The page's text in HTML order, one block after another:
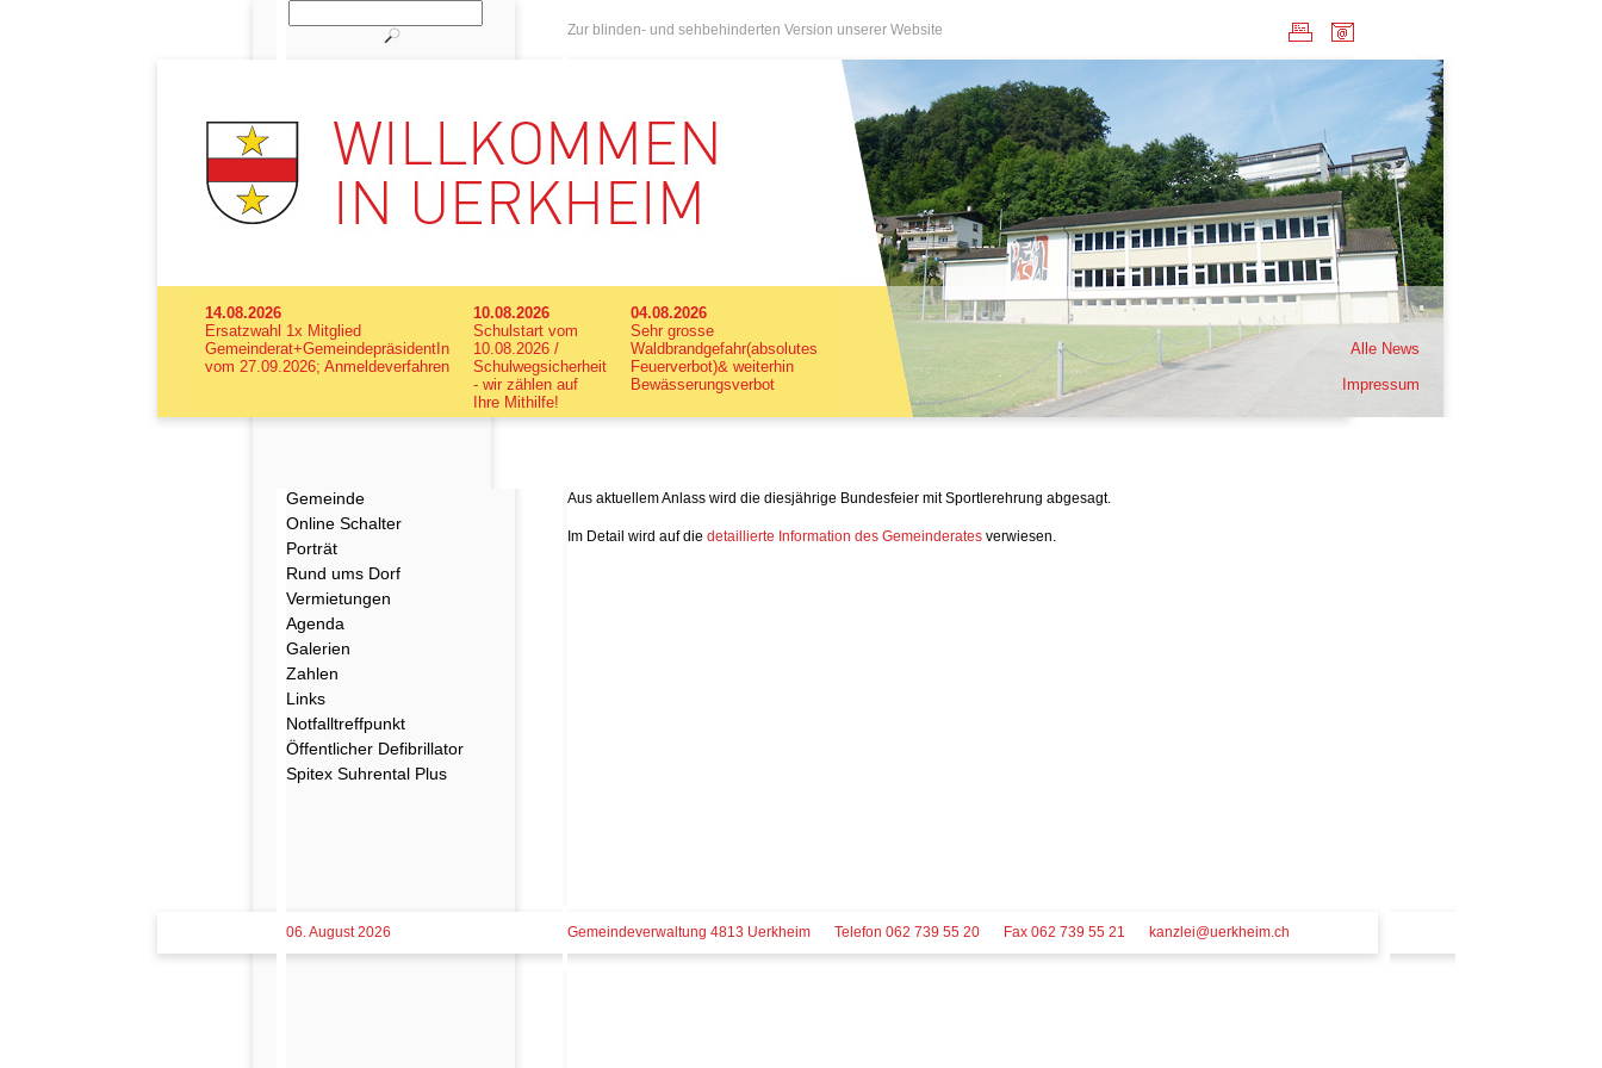
Zur blinden- und sehbehinderten Version unserer Website
14.08.2026
Ersatzwahl 1x Mitglied
Gemeinderat+GemeindepräsidentIn
vom 27.09.2026; Anmeldeverfahren
10.08.2026
Schulstart vom
10.08.2026 /
Schulwegsicherheit
- wir zählen auf
Ihre Mithilfe!
04.08.2026
Sehr grosse
Waldbrandgefahr(absolutes
Feuerverbot)& weiterhin
Bewässerungsverbot
Alle News
Impressum
Gemeinde
Online Schalter
Porträt
Rund ums Dorf
Vermietungen
Agenda
Galerien
Zahlen
Links
Notfalltreffpunkt
Öffentlicher Defibrillator
Spitex Suhrental Plus
Aus aktuellem Anlass wird die diesjährige Bundesfeier mit Sportlerehrung abgesagt.
Im Detail wird auf die detaillierte Information des Gemeinderates verwiesen.
06. August 2026 Gemeindeverwaltung 4813 Uerkheim Telefon 062 739 55 20 Fax 062 739 55 21 kanzlei@uerkheim.ch